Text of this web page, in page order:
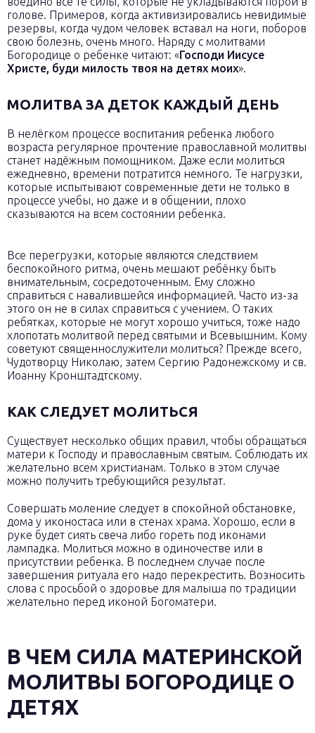
голове. Примеров, когда активизировались невидимые
резервы, когда чудом человек вставал на ноги, поборов
свою болезнь, очень много. Наряду с молитвами
Богородице о ребенке читают: «Господи Иисусе
Христе, буди милость твоя на детях моих».
МОЛИТВА ЗА ДЕТОК КАЖДЫЙ ДЕНЬ
В нелёгком процессе воспитания ребенка любого
возраста регулярное прочтение православной молитвы
станет надёжным помощником. Даже если молиться
ежедневно, времени потратится немного. Те нагрузки,
которые испытывают современные дети не только в
процессе учебы, но даже и в общении, плохо
сказываются на всем состоянии ребенка.
Все перегрузки, которые являются следствием
беспокойного ритма, очень мешают ребёнку быть
внимательным, сосредоточенным. Ему сложно
справиться с навалившейся информацией. Часто из-за
этого он не в силах справиться с учением. О таких
ребятках, которые не могут хорошо учиться, тоже надо
хлопотать молитвой перед святыми и Всевышним. Кому
советуют священнослужители молиться? Прежде всего,
Чудотворцу Николаю, затем Сергию Радонежскому и св.
Иоанну Кронштадтскому.
КАК СЛЕДУЕТ МОЛИТЬСЯ
Существует несколько общих правил, чтобы обращаться
матери к Господу и православным святым. Соблюдать их
желательно всем христианам. Только в этом случае
можно получить требующийся результат.
Совершать моление следует в спокойной обстановке,
дома у иконостаса или в стенах храма. Хорошо, если в
руке будет сиять свеча либо гореть под иконами
лампадка. Молиться можно в одиночестве или в
присутствии ребенка. В последнем случае после
завершения ритуала его надо перекрестить. Возносить
слова с просьбой о здоровье для малыша по традиции
желательно перед иконой Богоматери.
В ЧЕМ СИЛА МАТЕРИНСКОЙ
МОЛИТВЫ БОГОРОДИЦЕ О
ДЕТЯХ